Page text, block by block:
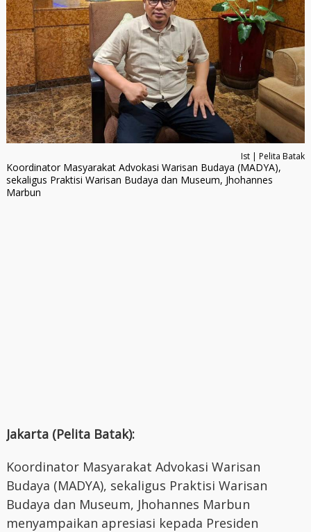
Ist | Pelita Batak
Koordinator Masyarakat Advokasi Warisan Budaya (MADYA),
sekaligus Praktisi Warisan Budaya dan Museum, Jhohannes
Marbun
Jakarta (Pelita Batak):
Koordinator Masyarakat Advokasi Warisan
Budaya (MADYA), sekaligus Praktisi Warisan
Budaya dan Museum, Jhohannes Marbun
menyampaikan apresiasi kepada Presiden